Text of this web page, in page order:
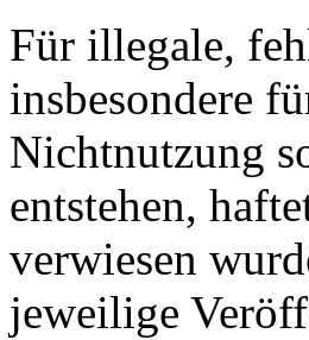
Für illegale,
insbesondere
Nichtnutzung
entstehen,
verwiesen
jeweilige